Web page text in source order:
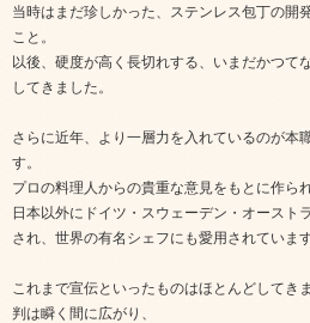
当時はまだ珍しかった、ステンレス包丁の開
こと。
以後、硬度が高く長切れする、いまだかつて
してきました。
さらに近年、より一層力を入れているのが本
す。
プロの料理人からの貴重な意見をもとに作ら
日本以外にドイツ・スウェーデン・オースト
され、世界の有名シェフにも愛用されています
これまで宣伝といったものはほとんどしてき
判は瞬く間に広がり、